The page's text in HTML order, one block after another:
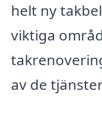
helt ny
viktiga
av de